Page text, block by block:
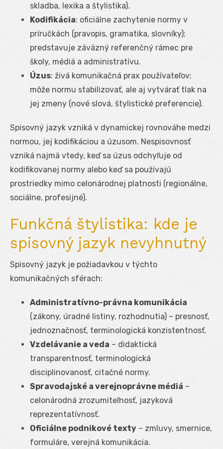
skladba, lexika a štylistika).
Kodifikácia: oficiálne zachytenie normy v
príručkách (pravopis, gramatika, slovníky);
predstavuje záväzný referenčný rámec pre
školy, médiá a administratívu.
Úzus: živá komunikačná prax používateľov;
môže normu stabilizovať, ale aj vytvárať tlak na
jej zmeny (nové slová, štylistické preferencie).
Spisovný jazyk vzniká v dynamickej rovnováhe medzi
normou, jej kodifikáciou a úzusom. Nespisovnosť
vzniká najmä vtedy, keď sa úzus odchyľuje od
kodifikovanej normy alebo keď sa používajú
prostriedky mimo celonárodnej platnosti (regionálne,
sociálne, profesijné).
Funkčná štylistika: kde je
spisovný jazyk nevyhnutný
Spisovný jazyk je požiadavkou v týchto
komunikačných sférach:
Administratívno-právna komunikácia
(zákony, úradné listiny, rozhodnutia) – presnosť,
jednoznačnosť, terminologická konzistentnosť.
Vzdelávanie a veda – didaktická
transparentnosť, terminologická
disciplinovanosť, citačné normy.
Spravodajské a verejnoprávne médiá –
celonárodná zrozumiteľnosť, jazyková
reprezentatívnosť.
Oficiálne podnikové texty – zmluvy, smernice,
formuláre, verejná komunikácia.